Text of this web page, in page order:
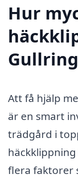
Hur
Att få hjälp
är en smart
trädgård i
flera faktorer